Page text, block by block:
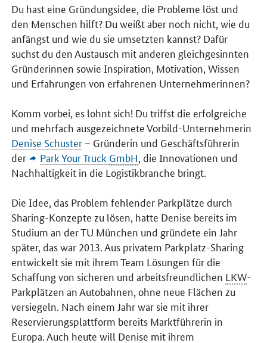
Du hast eine Gründungsidee, die Probleme löst und
den Menschen hilft? Du weißt aber noch nicht, wie du
anfängst und wie du sie umsetzten kannst? Dafür
suchst du den Austausch mit anderen gleichgesinnten
Gründerinnen sowie Inspiration, Motivation, Wissen
und Erfahrungen von erfahrenen Unternehmerinnen?
Komm vorbei, es lohnt sich! Du triffst die erfolgreiche
und mehrfach ausgezeichnete Vorbild-Unternehmerin
Denise Schuster – Gründerin und Geschäftsführerin
der
Park Your Truck GmbH , die Innovationen und
Nachhaltigkeit in die Logistikbranche bringt.
Die Idee, das Problem fehlender Parkplätze durch
Sharing-Konzepte zu lösen, hatte Denise bereits im
Studium an der TU München und gründete ein Jahr
später, das war 2013. Aus privatem Parkplatz-Sharing
entwickelt sie mit ihrem Team Lösungen für die
Schaffung von sicheren und arbeitsfreundlichen LKW-
Parkplätzen an Autobahnen, ohne neue Flächen zu
versiegeln. Nach einem Jahr war sie mit ihrer
Reservierungsplattform bereits Marktführerin in
Europa. Auch heute will Denise mit ihrem